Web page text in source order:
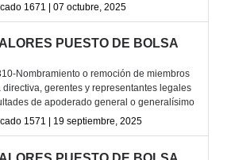
1671 | 07 octubre, 2025
PUESTO DE BOLSA
Nombramiento o remoción de miembros
directiva, gerentes y representantes legales
de apoderado general o generalísimo
1571 | 19 septiembre, 2025